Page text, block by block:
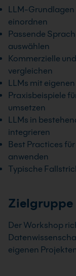
LLM-
einordnen
Passende
auswählen
Kommerzielle
vergleichen
LLMs mit
Praxisbeispiele
umsetzen
LLMs in
integrieren
Best Practices
anwenden
Typische
Zielgruppe
Der Workshop
eigenen